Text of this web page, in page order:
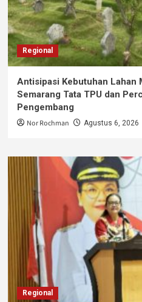
Regional
Antisipasi Kebutuhan Lahan
Semarang Tata TPU dan
Pengembang
Nor Rochman Agustus 6, 2026
Regional